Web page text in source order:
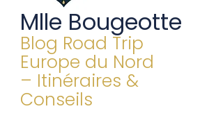
Mlle Bougeotte
Blog Road Trip
Europe du Nord
– Itinéraires &
Conseils